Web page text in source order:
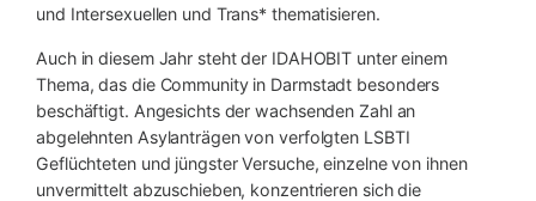
und Intersexuellen und Trans* thematisieren.
Auch in diesem Jahr steht der IDAHOBIT unter einem
Thema, das die Community in Darmstadt besonders
beschäftigt. Angesichts der wachsenden Zahl an
abgelehnten Asylanträgen von verfolgten LSBTI
Geflüchteten und jüngster Versuche, einzelne von ihnen
unvermittelt abzuschieben, konzentrieren sich die